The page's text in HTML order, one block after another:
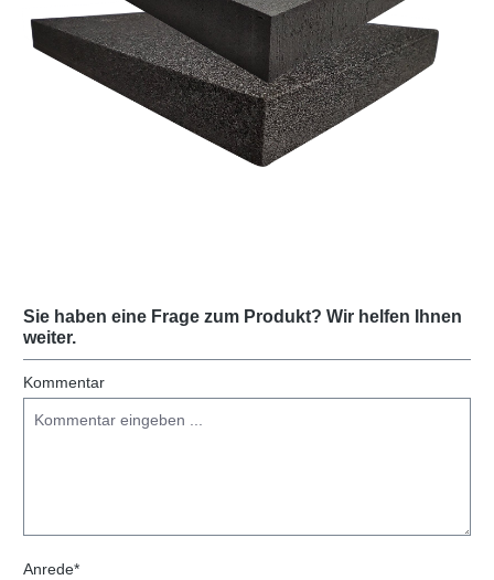
Sie haben eine Frage zum Produkt? Wir helfen Ihnen
weiter.
Kommentar
Anrede*